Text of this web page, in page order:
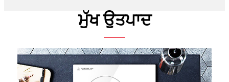
ਮੁੱਖ ਉਤਪਾਦ